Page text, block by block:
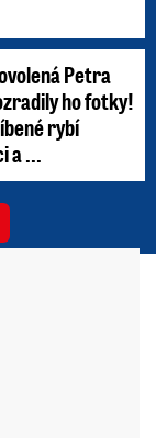
Petra
ho fotky!
rybí
a ...